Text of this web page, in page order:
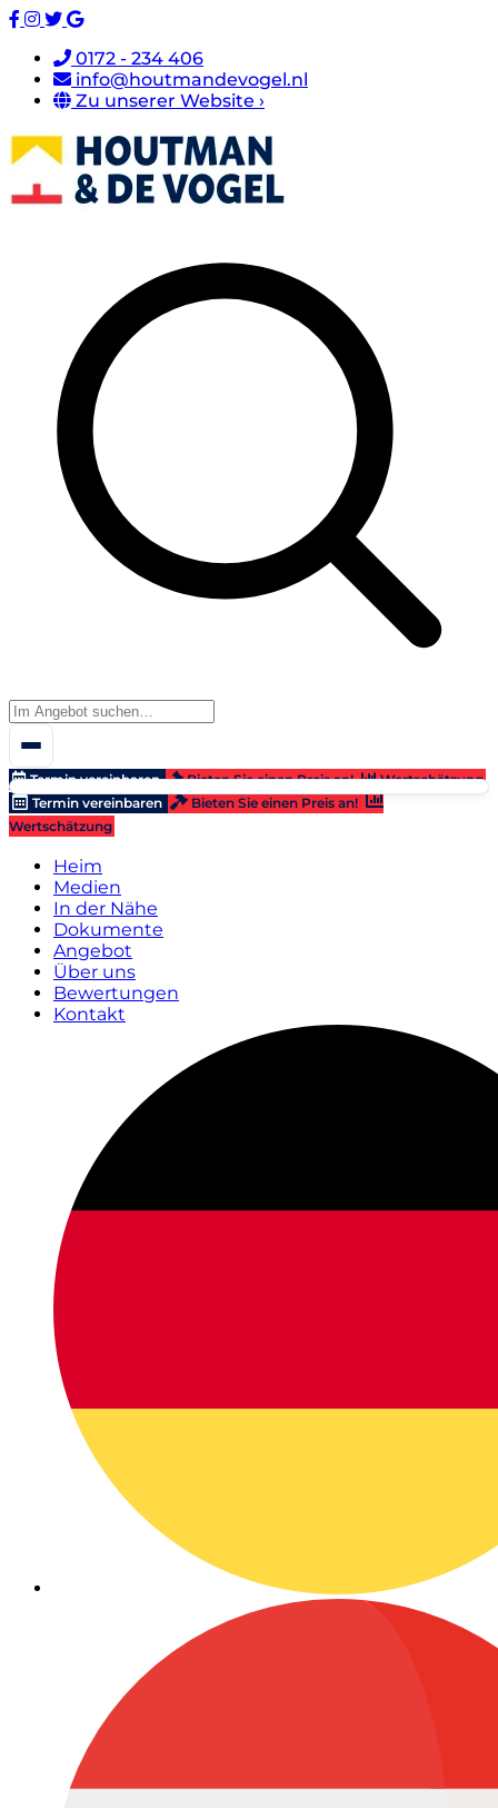
0172 - 234 406
info@houtmandevogel.nl
Zu unserer Website ›
Termin vereinbaren Bieten Sie einen Preis an!
Wertschätzung
Termin vereinbaren
Bieten Sie einen Preis an!
Wertschätzung
Heim
Medien
In der Nähe
Dokumente
Angebot
Über uns
Bewertungen
Kontakt